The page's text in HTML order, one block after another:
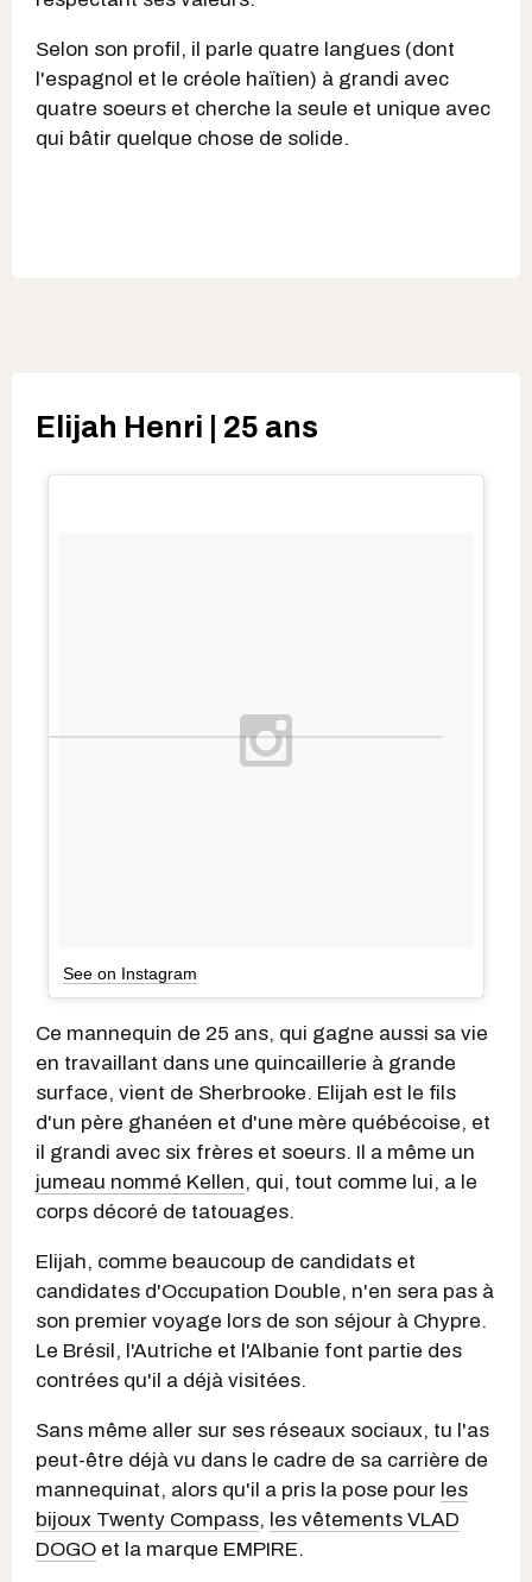
Selon son profil, il parle quatre langues (dont
l'espagnol et le créole haïtien) à grandi avec
quatre soeurs et cherche la seule et unique avec
qui bâtir quelque chose de solide.
Elijah Henri | 25 ans
See on Instagram
Ce mannequin de 25 ans, qui gagne aussi sa vie
en travaillant dans une quincaillerie à grande
surface, vient de Sherbrooke. Elijah est le fils
d'un père ghanéen et d'une mère québécoise, et
il grandi avec six frères et soeurs. Il a même un
jumeau nommé Kellen, qui, tout comme lui, a le
corps décoré de tatouages.
Elijah, comme beaucoup de candidats et
candidates d'Occupation Double, n'en sera pas à
son premier voyage lors de son séjour à Chypre.
Le Brésil, l'Autriche et l'Albanie font partie des
contrées qu'il a déjà visitées.
Sans même aller sur ses réseaux sociaux, tu l'as
peut-être déjà vu dans le cadre de sa carrière de
mannequinat, alors qu'il a pris la pose pour les
bijoux Twenty Compass, les vêtements VLAD
DOGO et la marque EMPIRE.